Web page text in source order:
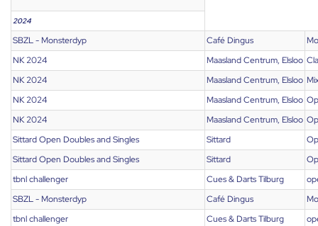
2024
SBZL - Monsterdyp Café Dingus
NK 2024
Maasland Centrum, Elsloo
NK 2024
Maasland Centrum, Elsloo
NK 2024
Maasland Centrum, Elsloo
NK 2024
Maasland Centrum, Elsloo
Sittard Open Doubles and Singles
Sittard
Sittard Open Doubles and Singles
Sittard
tbnl challenger
Cues & Darts Tilburg
SBZL - Monsterdyp
Café Dingus
tbnl challenger
Cues & Darts Tilburg